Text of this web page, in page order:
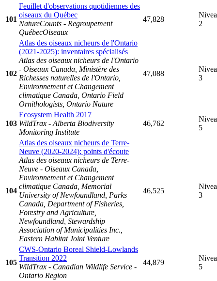
101
Feuillet d'observations quotidiennes des
oiseaux du Québec
NatureCounts - Regroupement
QuébecOiseaux
47,828
2
102
Atlas des oiseaux nicheurs de l'Ontario
(2021-2025): inventaires spécialisés
Atlas des oiseaux nicheurs de l'Ontario
- Oiseaux Canada, Ministère des
Richesses naturelles de l'Ontario,
Environnement et Changement
climatique Canada, Ontario Field
Ornithologists, Ontario Nature
47,088
3
103
Ecosystem Health 2017
WildTrax - Alberta Biodiversity
Monitoring Institute
46,762
5
104
Atlas des oiseaux nicheurs de Terre-
Neuve (2020-2024): points d'écoute
Atlas des oiseaux nicheurs de Terre-
Neuve - Oiseaux Canada,
Environnement et Changement
climatique Canada, Memorial
University of Newfoundland, Parks
Canada, Department of Fisheries,
Forestry and Agriculture,
Newfoundland, Stewardship
Association of Municipalities Inc.,
Eastern Habitat Joint Venture
46,525
3
105
CWS-Ontario Boreal Shield-Lowlands
Transition 2022
WildTrax - Canadian Wildlife Service -
Ontario Region
44,879
5